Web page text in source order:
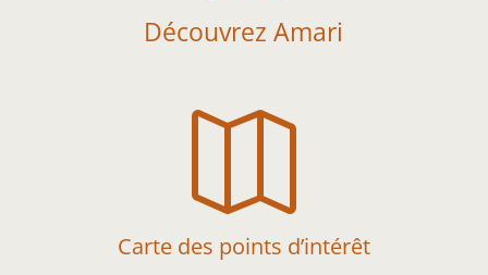
Découvrez Amari

Carte des points d’intérêt